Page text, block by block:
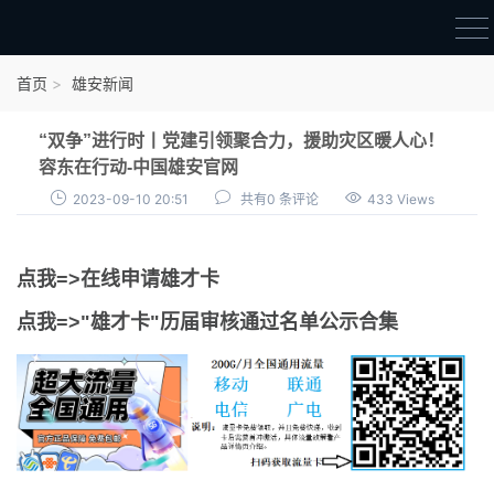
点我申领雄才卡
审核通过公示
首页 雄安新闻
“双争”进行时丨党建引领聚合力，援助灾区暖人心！
容东在行动-中国雄安官网
2023-09-10 20:51 共有0 条评论 433 Views
点我=>在线申请雄才卡
点我=>"雄才卡"历届审核通过名单公示合集